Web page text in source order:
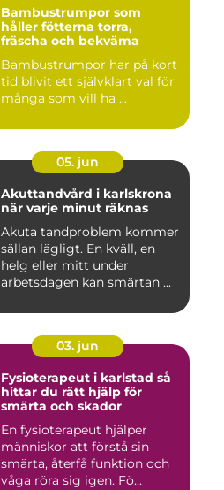
Bambustrumpor som
håller fötterna torra,
fräscha och bekväma
Bambustrumpor har på kort
tid blivit ett självklart val för
många som vill ha ...
05. jun
Akuttandvård i karlskrona
när varje minut räknas
Akuta tandproblem kommer
sällan lägligt. En kväll, en
helg eller mitt under
arbetsdagen kan smärtan ...
03. jun
Fysioterapeut i karlstad så
hittar du rätt hjälp för
smärta och skador
En fysioterapeut hjälper
människor att förstå sin
smärta, återfå funktion och
våga röra sig igen. Fö...